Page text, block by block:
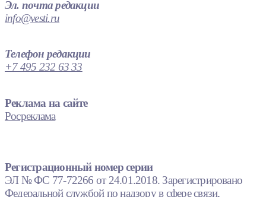
Эл. почта редакции
info@vesti.ru
Телефон редакции
+7 495 232 63 33
Реклама на сайте
Росреклама
Регистрационный номер серии
ЭЛ № ФС 77-72266 от 24.01.2018. Зарегистрировано
Федеральной службой по надзору в сфере связи,